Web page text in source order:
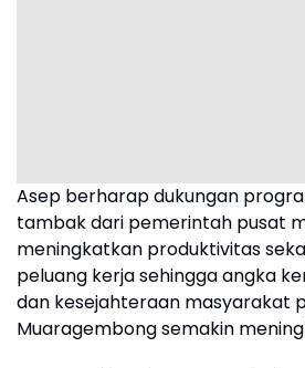
Asep berharap dukungan
tambak dari pemerintah pusat
meningkatkan produktivitas
peluang kerja sehingga angka
dan kesejahteraan masyarakat
Muaragembong semakin